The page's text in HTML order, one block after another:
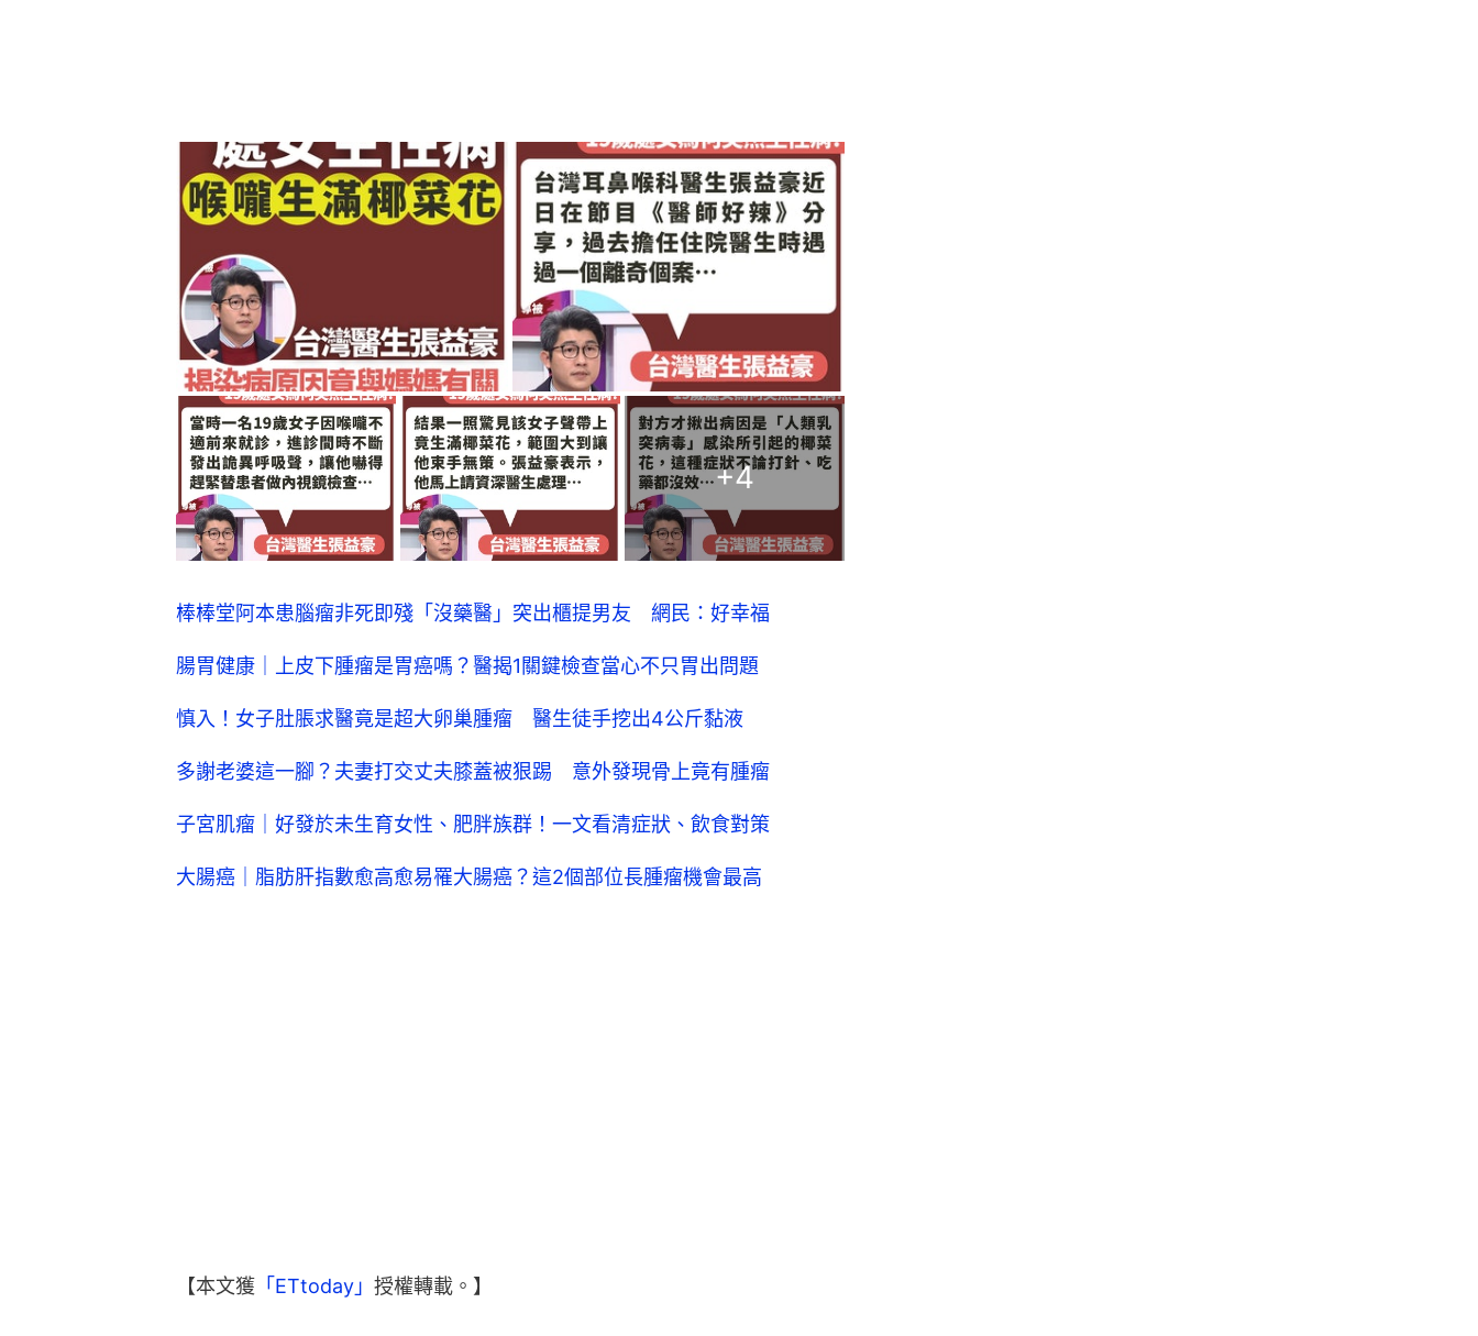
+4
棒棒堂阿本患腦瘤非死即殘「沒藥醫」突出櫃提男友 網民：好幸福
腸胃健康｜上皮下腫瘤是胃癌嗎？醫揭1關鍵檢查當心不只胃出問題
慎入！女子肚脹求醫竟是超大卵巢腫瘤 醫生徒手挖出4公斤黏液
多謝老婆這一腳？夫妻打交丈夫膝蓋被狠踢 意外發現骨上竟有腫瘤
子宮肌瘤｜好發於未生育女性、肥胖族群！一文看清症狀、飲食對策
大腸癌｜脂肪肝指數愈高愈易罹大腸癌？這2個部位長腫瘤機會最高
【本文獲 「ETtoday」 授權轉載。】